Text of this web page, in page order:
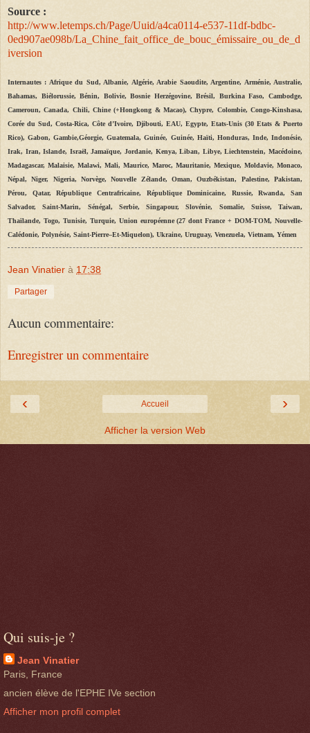
Source :
http://www.letemps.ch/Page/Uuid/a4ca0114-e537-11df-bdbc-
0ed907ae098b/La_Chine_fait_office_de_bouc_émissaire_ou_de_d
iversion
Internautes : Afrique du Sud, Albanie, Algérie, Arabie Saoudite, Argentine, Arménie, Australie,
Bahamas, Biélorussie, Bénin, Bolivie, Bosnie Herzégovine, Brésil, Burkina Faso, Cambodge,
Cameroun, Canada, Chili, Chine (+Hongkong & Macao), Chypre, Colombie, Congo-Kinshasa,
Corée du Sud, Costa-Rica, Côte d’Ivoire, Djibouti, EAU, Egypte, Etats-Unis (30 Etats & Puerto
Rico), Gabon, Gambie,Géorgie, Guatemala, Guinée, Guinée, Haïti, Honduras, Inde, Indonésie,
Irak, Iran, Islande, Israël, Jamaïque, Jordanie, Kenya, Liban, Libye, Liechtenstein, Macédoine,
Madagascar, Malaisie, Malawi, Mali, Maurice, Maroc, Mauritanie, Mexique, Moldavie, Monaco,
Népal, Niger, Nigeria, Norvège, Nouvelle Zélande, Oman, Ouzbékistan, Palestine, Pakistan,
Pérou, Qatar, République Centrafricaine, République Dominicaine, Russie, Rwanda, San
Salvador, Saint-Marin, Sénégal, Serbie, Singapour, Slovénie, Somalie, Suisse, Taiwan,
Thaïlande, Togo, Tunisie, Turquie, Union européenne (27 dont France + DOM-TOM, Nouvelle-
Calédonie, Polynésie, Saint-Pierre–Et-Miquelon), Ukraine, Uruguay, Venezuela, Vietnam, Yémen
Jean Vinatier à 17:38
Partager
Aucun commentaire:
Enregistrer un commentaire
‹ ›
Accueil
Afficher la version Web
Qui suis-je ?
Jean Vinatier
Paris, France
ancien élève de l'EPHE IVe section
Afficher mon profil complet